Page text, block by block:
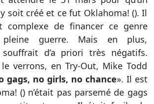
soit créé et ce fut Oklahoma! (). Il
complexe de financer ce genre
guerre. Mais en plus,
souffrait d’a priori très négatifs.
verrons, en Try-Out, Mike Todd
gags, no girls, no chance». Il est
() n’était pas parsemé de gags